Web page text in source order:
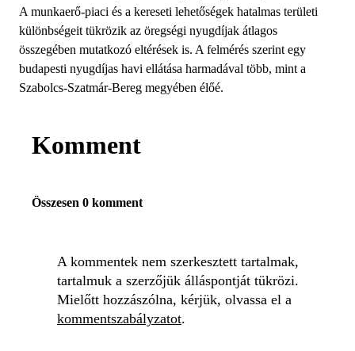
A munkaerő-piaci és a kereseti lehetőségek hatalmas területi
különbségeit tükrözik az öregségi nyugdíjak átlagos
összegében mutatkozó eltérések is. A felmérés szerint egy
budapesti nyugdíjas havi ellátása harmadával több, mint a
Szabolcs-Szatmár-Bereg megyében élőé.
Komment
Összesen 0 komment
A kommentek nem szerkesztett tartalmak,
tartalmuk a szerzőjük álláspontját tükrözi.
Mielőtt hozzászólna, kérjük, olvassa el a
kommentszabályzatot.